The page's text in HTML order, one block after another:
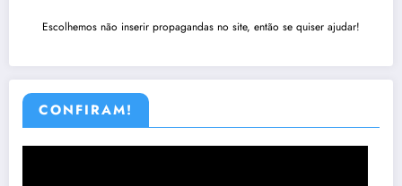
Escolhemos não inserir propagandas no site, então se quiser ajudar!
CONFIRAM!